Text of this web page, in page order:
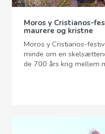
Moros y Cristianos-
maurere og kristne
Moros y Cristianos-
minde om en
de 700 års krig mellem